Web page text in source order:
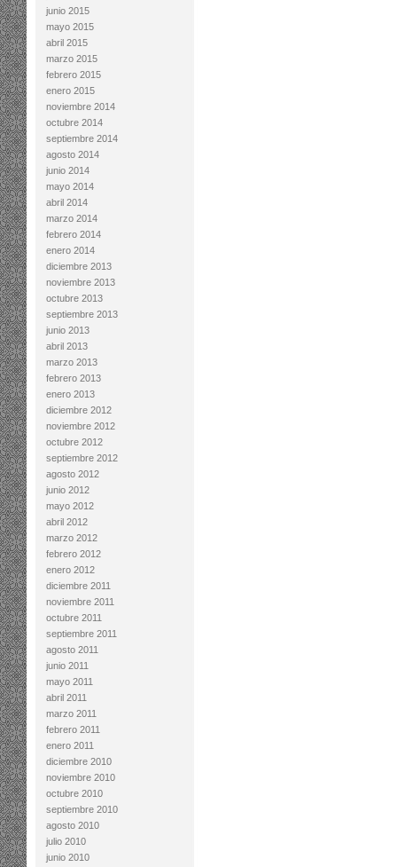
junio 2015
mayo 2015
abril 2015
marzo 2015
febrero 2015
enero 2015
noviembre 2014
octubre 2014
septiembre 2014
agosto 2014
junio 2014
mayo 2014
abril 2014
marzo 2014
febrero 2014
enero 2014
diciembre 2013
noviembre 2013
octubre 2013
septiembre 2013
junio 2013
abril 2013
marzo 2013
febrero 2013
enero 2013
diciembre 2012
noviembre 2012
octubre 2012
septiembre 2012
agosto 2012
junio 2012
mayo 2012
abril 2012
marzo 2012
febrero 2012
enero 2012
diciembre 2011
noviembre 2011
octubre 2011
septiembre 2011
agosto 2011
junio 2011
mayo 2011
abril 2011
marzo 2011
febrero 2011
enero 2011
diciembre 2010
noviembre 2010
octubre 2010
septiembre 2010
agosto 2010
julio 2010
junio 2010